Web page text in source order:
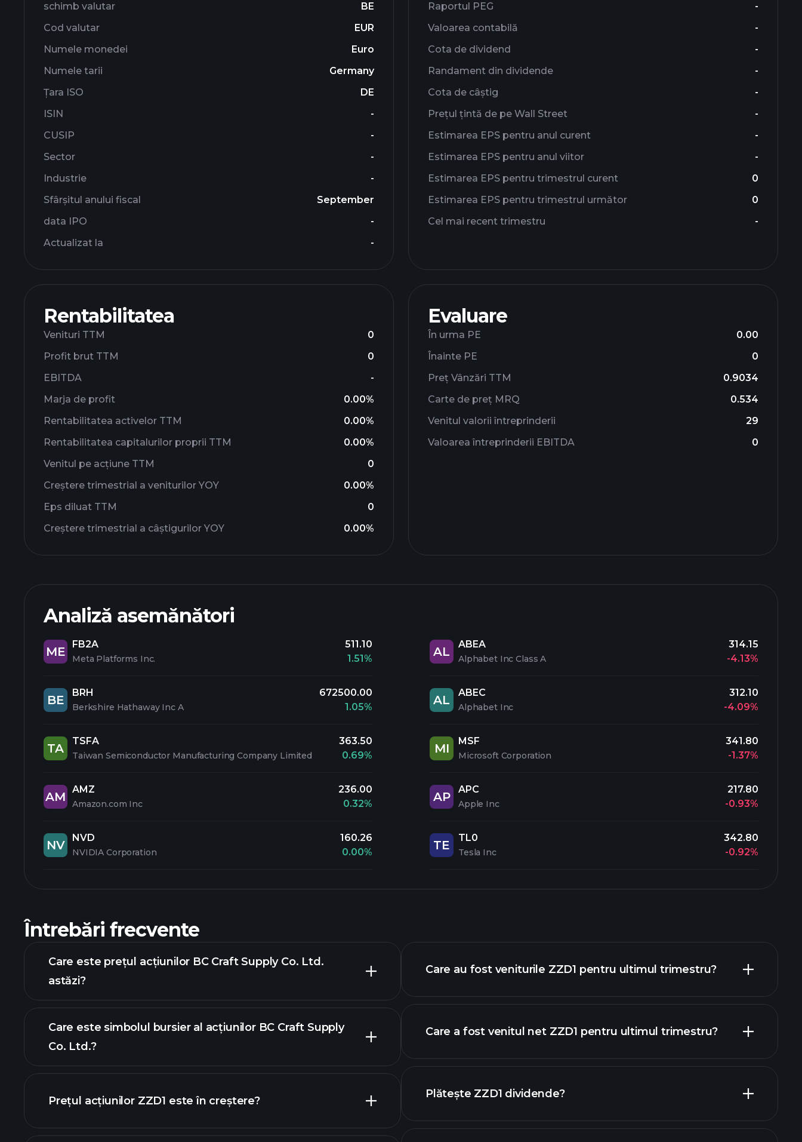
schimb valutar
BE
Cod valutar
EUR
Numele monedei
Euro
Numele tarii
Germany
Țara ISO
DE
ISIN
-
CUSIP
-
Sector
-
Industrie
-
Sfârșitul anului fiscal
September
data IPO
-
Actualizat la
-
Raportul PEG
-
Valoarea contabilă
-
Cota de dividend
-
Randament din dividende
-
Cota de câștig
-
Prețul țintă de pe Wall Street
-
Estimarea EPS pentru anul curent
-
Estimarea EPS pentru anul viitor
-
Estimarea EPS pentru trimestrul curent
0
Estimarea EPS pentru trimestrul următor
0
Cel mai recent trimestru
-
Rentabilitatea
Venituri TTM
0
Profit brut TTM
0
EBITDA
-
Marja de profit
0.00%
Rentabilitatea activelor TTM
0.00%
Rentabilitatea capitalurilor proprii TTM
0.00%
Venitul pe acțiune TTM
0
Creștere trimestrial a veniturilor YOY
0.00%
Eps diluat TTM
0
Creștere trimestrial a câștigurilor YOY
0.00%
Evaluare
În urma PE
0.00
Înainte PE
0
Preț Vânzări TTM
0.9034
Carte de preț MRQ
0.534
Venitul valorii întreprinderii
29
Valoarea întreprinderii EBITDA
0
Analiză asemănători
ME
FB2A
Meta Platforms Inc.
511.10
1.51%
BE
BRH
Berkshire Hathaway Inc A
672500.00
1.05%
TA
TSFA
Taiwan Semiconductor Manufacturing Company Limited
363.50
0.69%
AM
AMZ
Amazon.com Inc
236.00
0.32%
NV
NVD
NVIDIA Corporation
160.26
0.00%
AL
ABEA
Alphabet Inc Class A
314.15
-4.13%
AL
ABEC
Alphabet Inc
312.10
-4.09%
MI
MSF
Microsoft Corporation
341.80
-1.37%
AP
APC
Apple Inc
217.80
-0.93%
TE
TL0
Tesla Inc
342.80
-0.92%
Întrebări frecvente
Care este prețul acțiunilor BC Craft Supply Co. Ltd.
astăzi?
graficul avansat
Care este simbolul bursier al acțiunilor BC Craft Supply
Co. Ltd.?
Prețul acțiunilor ZZD1 este în creștere?
Care au fost veniturile ZZD1 pentru ultimul trimestru?
financiare ZZD1
Care a fost venitul net ZZD1 pentru ultimul trimestru?
rapoartele financiare ZZD1
Plătește ZZD1 dividende?